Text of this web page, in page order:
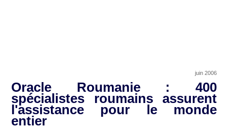
juin 2006
Oracle Roumanie : 400
spécialistes roumains assurent
l'assistance pour le monde
entier